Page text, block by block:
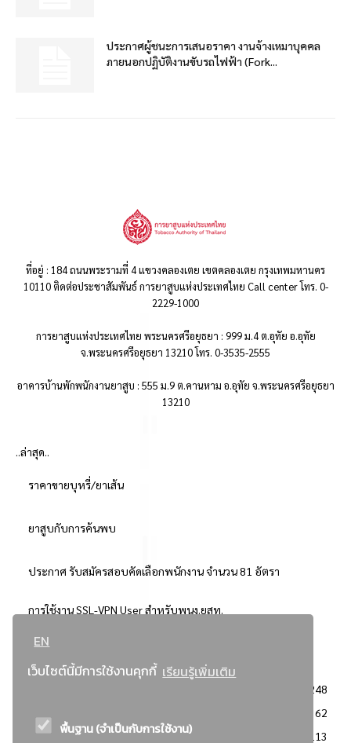
EN
เว็บไซต์นี้มีการใช้งานคุกกี้ เรียนรู้เพิ่มเติม
พื้นฐาน (จำเป็นกับการใช้งาน)
ประกาศผู้ชนะการเสนอราคา งานจ้างเหมาบุคคล
ภายนอกปฏิบัติงานขับรถไฟฟ้า (Fork...
ที่อยู่ : 184 ถนนพระรามที่ 4 แขวงคลองเตย เขตคลองเตย กรุงเทพมหานคร
10110 ติดต่อประชาสัมพันธ์ การยาสูบแห่งประเทศไทย Call center โทร. 0-
2229-1000
การยาสูบแห่งประเทศไทย พระนครศรีอยุธยา : 999 ม.4 ต.อุทัย อ.อุทัย
จ.พระนครศรีอยุธยา 13210 โทร. 0-3535-2555
อาคารบ้านพักพนักงานยาสูบ : 555 ม.9 ต.คานหาม อ.อุทัย จ.พระนครศรีอยุธยา
13210
..ล่าสุด..
ราคาขายบุหรี่/ยาเส้น
ยาสูบกับการค้นพบ
ประกาศ รับสมัครสอบคัดเลือกพนักงาน จำนวน 81 อัตรา
การใช้งาน SSL-VPN User สำหรับพนง.ยสท.
..ยอดนิยม..
3248
2362
: วิธีเฉพาะเจาะจง
2113